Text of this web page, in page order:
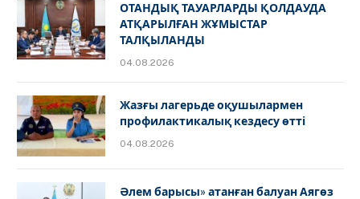
ОТАНДЫҚ ТАУАРЛАРДЫ ҚОЛДАУДА
АТҚАРЫЛҒАН ЖҰМЫСТАР
ТАЛҚЫЛАНДЫ
04.08.2026
Жазғы лагерьде оқушылармен
профилактикалық кездесу өтті
04.08.2026
Әлем барысы» атанған балуан Аягөз